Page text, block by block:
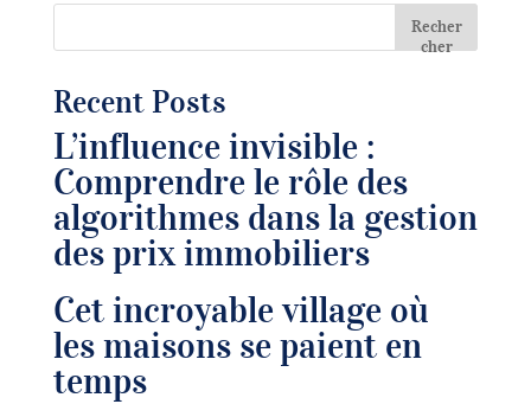
Recher
cher
Recent Posts
L’influence invisible :
Comprendre le rôle des
algorithmes dans la gestion
des prix immobiliers
Cet incroyable village où
les maisons se paient en
temps